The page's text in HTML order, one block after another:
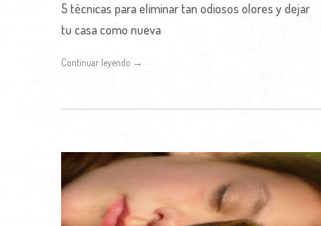
5 técnicas para eliminar tan odiosos olores y dejar
tu casa como nueva
Continuar leyendo →